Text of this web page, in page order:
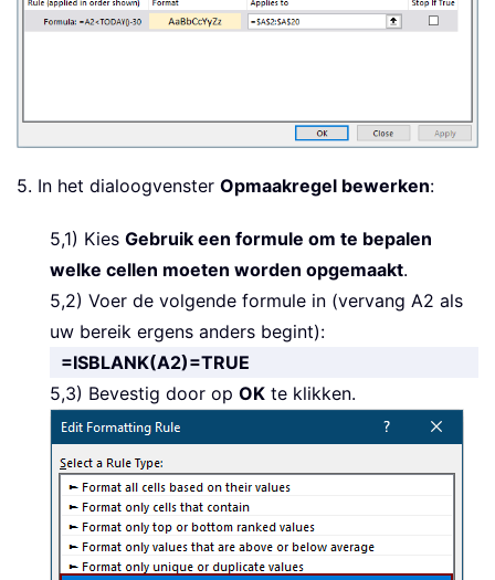
5. In het dialoogvenster Opmaakregel bewerken:
5,1) Kies Gebruik een formule om te bepalen
welke cellen moeten worden opgemaakt.
5,2) Voer de volgende formule in (vervang A2 als
uw bereik ergens anders begint):
=ISBLANK(A2)=TRUE
5,3) Bevestig door op OK te klikken.